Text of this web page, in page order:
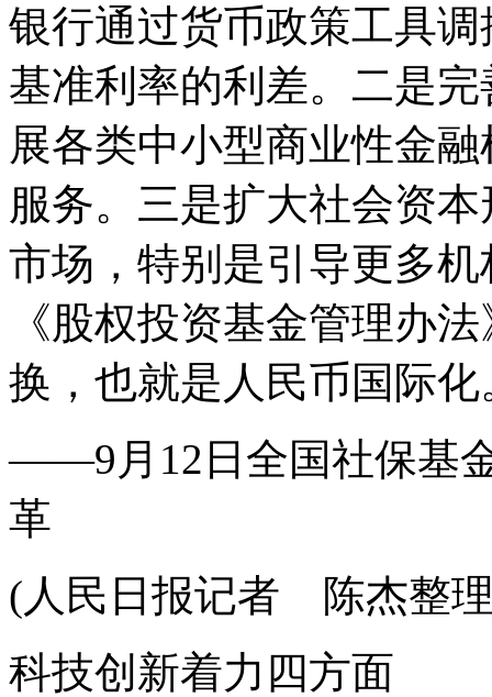
银行通过货币政策工具
基准利率的利差。二是
展各类中小型商业性金
服务。三是扩大社会资
市场，特别是引导更多
《股权投资基金管理办
换，也就是人民币国际化
——9月12日全国社保基
革
(人民日报记者 陈杰整
科技创新着力四方面